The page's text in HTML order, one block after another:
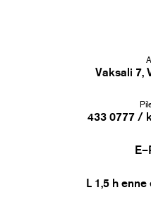
Vaksali 7,
433 0777 /
L 1,5 h